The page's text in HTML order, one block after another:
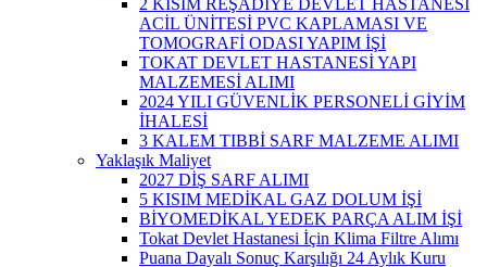
ACİL ÜNİTESİ PVC KAPLAMASI VE
TOMOGRAFİ ODASI YAPIM İŞİ
TOKAT DEVLET HASTANESİ YAPI
MALZEMESİ ALIMI
2024 YILI GÜVENLİK PERSONELİ GİYİM
İHALESİ
3 KALEM TIBBİ SARF MALZEME ALIMI
Yaklaşık Maliyet
2027 DİŞ SARF ALIMI
5 KISIM MEDİKAL GAZ DOLUM İŞİ
BİYOMEDİKAL YEDEK PARÇA ALIM İŞİ
Tokat Devlet Hastanesi İçin Klima Filtre Alımı
Puana Dayalı Sonuç Karşılığı 24 Aylık Kuru